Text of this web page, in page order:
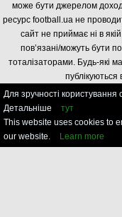
може бути джерелом
ресурс football.ua не
сайт не приймає ні в
пов’язані/можуть бути
тоталізаторами. Будь-які
Для зручності
Детальніше
тут
This website uses cookies to
our website.
Learn more